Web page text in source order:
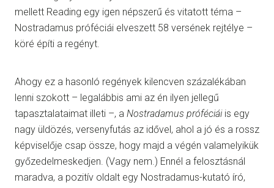
mellett Reading egy igen népszerű és vitatott téma –
Nostradamus próféciái elveszett 58 versének rejtélye –
köré építi a regényt.
Ahogy ez a hasonló regények kilencven százalékában
lenni szokott – legalábbis ami az én ilyen jellegű
tapasztalataimat illeti –, a Nostradamus próféciáiis egy
nagy üldözés, versenyfutás az idővel, ahol a jó és a rossz
képviselője csap össze, hogy majd a végén valamelyikük
győzedelmeskedjen. (Vagy nem.) Ennél a felosztásnál
maradva, a pozitív oldalt egy Nostradamus-kutató író,